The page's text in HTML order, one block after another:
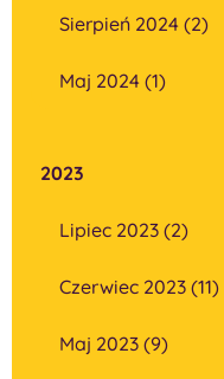
Sierpień 2024 (2)
Maj 2024 (1)
2023
Lipiec 2023 (2)
Czerwiec 2023 (11)
Maj 2023 (9)